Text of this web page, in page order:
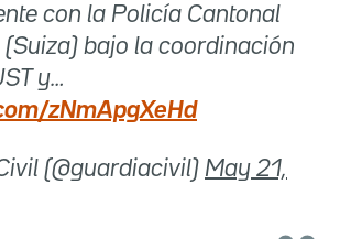
con la Policía Cantonal
(Suiza) bajo la coordinación
y…
zNmApgXeHd
(@guardiacivil) May 21,